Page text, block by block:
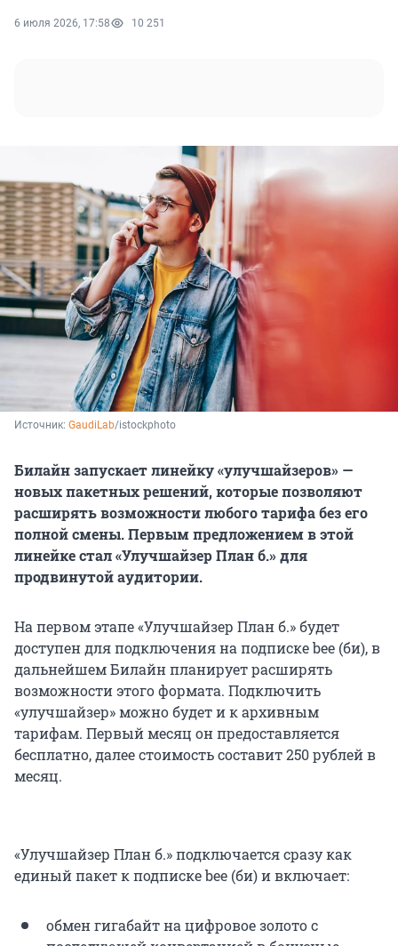
6 июля 2026, 17:58 10 251
Источник: GaudiLab/istockphoto
Билайн запускает линейку «улучшайзеров» —
новых пакетных решений, которые позволяют
расширять возможности любого тарифа без его
полной смены. Первым предложением в этой
линейке стал «Улучшайзер План б.» для
продвинутой аудитории.
На первом этапе «Улучшайзер План б.» будет
доступен для подключения на подписке bee (би), в
дальнейшем Билайн планирует расширять
возможности этого формата. Подключить
«улучшайзер» можно будет и к архивным
тарифам. Первый месяц он предоставляется
бесплатно, далее стоимость составит 250 рублей в
месяц.
«Улучшайзер План б.» подключается сразу как
единый пакет к подписке bee (би) и включает:
обмен гигабайт на цифровое золото с